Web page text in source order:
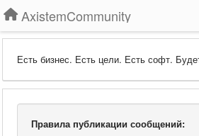
AxistemCommunity
Есть бизнес. Есть цели. Есть софт.
Правила публикации сообщений: